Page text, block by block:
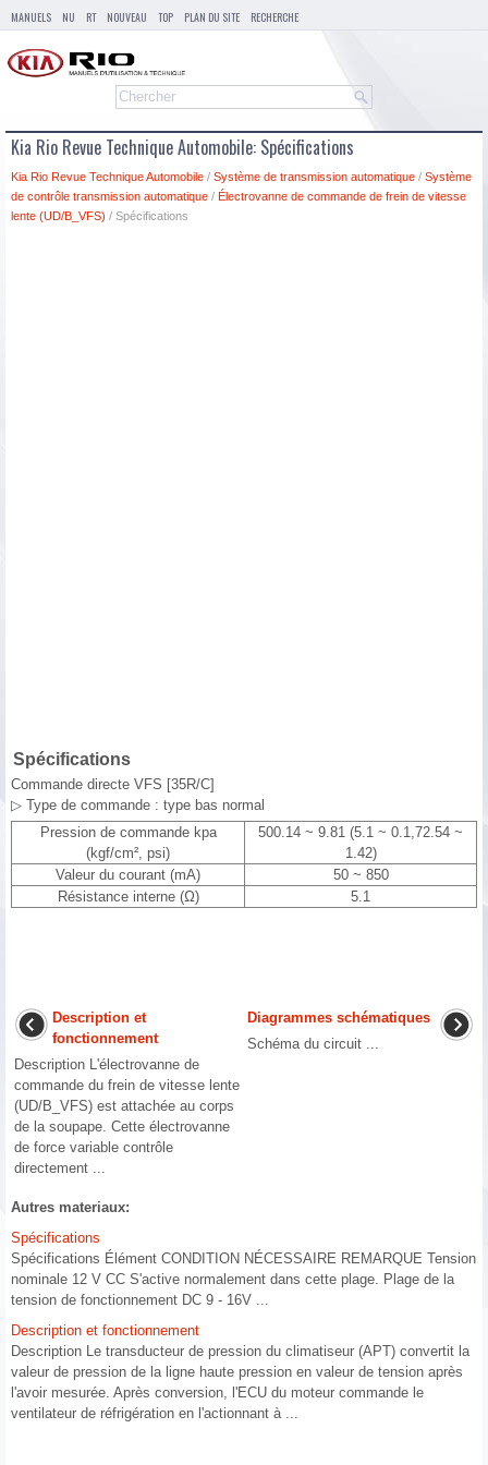
MANUELS NU RT NOUVEAU TOP PLAN DU SITE RECHERCHE
Kia Rio Revue Technique Automobile: Spécifications
Kia Rio Revue Technique Automobile / Système de transmission automatique / Système
de contrôle transmission automatique / Électrovanne de commande de frein de vitesse
lente (UD/B_VFS) / Spécifications
Spécifications
Commande directe VFS [35R/C]
▷ Type de commande : type bas normal
Pression de commande kpa
(kgf/cm², psi)
500.14 ~ 9.81 (5.1 ~ 0.1,72.54 ~
1.42)
Valeur du courant (mA)
50 ~ 850
Résistance interne (Ω)
5.1
Description et
fonctionnement
Description L'électrovanne de
commande du frein de vitesse lente
(UD/B_VFS) est attachée au corps
de la soupape. Cette électrovanne
de force variable contrôle
directement ...
Diagrammes schématiques
Schéma du circuit ...
Autres materiaux:
Spécifications
Spécifications Élément CONDITION NÉCESSAIRE REMARQUE Tension
nominale 12 V CC S'active normalement dans cette plage. Plage de la
tension de fonctionnement DC 9 - 16V ...
Description et fonctionnement
Description Le transducteur de pression du climatiseur (APT) convertit la
valeur de pression de la ligne haute pression en valeur de tension après
l'avoir mesurée. Après conversion, l'ECU du moteur commande le
ventilateur de réfrigération en l'actionnant à ...